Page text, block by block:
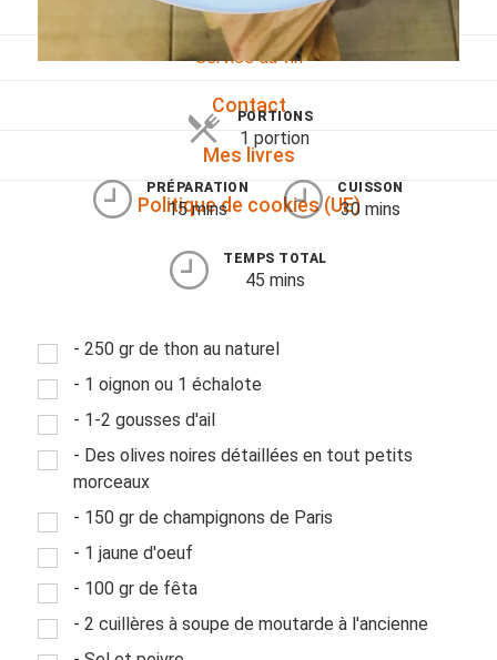
Lexique des différents termes de cuisine
Service du vin
Contact
Mes livres
Politique de cookies (UE)
PORTIONS
1 portion
PRÉPARATION
15 mins
CUISSON
30 mins
TEMPS TOTAL
45 mins
- 250 gr de thon au naturel
- 1 oignon ou 1 échalote
- 1-2 gousses d'ail
- Des olives noires détaillées en tout petits
morceaux
- 150 gr de champignons de Paris
- 1 jaune d'oeuf
- 100 gr de fêta
- 2 cuillères à soupe de moutarde à l'ancienne